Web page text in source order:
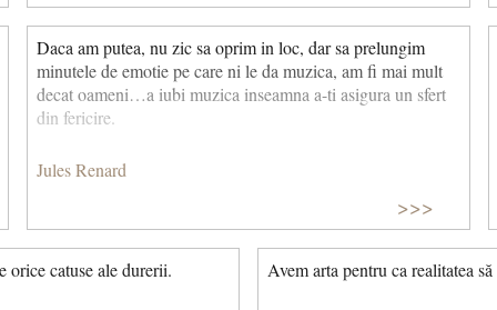
Daca am putea, nu zic sa oprim in loc, dar sa prelungim
minutele de emotie pe care ni le da muzica, am fi mai mult
decat oameni…a iubi muzica inseamna a-ti asigura un sfert
din fericire.
Jules Renard
>>>
orice catuse ale durerii. Avem arta pentru ca realitatea